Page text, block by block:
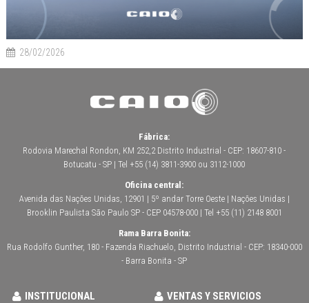
28/02/2026
Fábrica:
Rodovia Marechal Rondon, KM 252,2 Distrito Industrial - CEP: 18607-810 -
Botucatu - SP | Tel +55 (14) 3811-3900 ou 3112-1000
Oficina central:
Avenida das Nações Unidas, 12901 | 5º andar Torre Oeste | Nações Unidas |
Brooklin Paulista São Paulo SP - CEP 04578-000 | Tel +55 (11) 2148 8001
Rama Barra Bonita:
Rua Rodolfo Gunther, 180 - Fazenda Riachuelo, Distrito Industrial - CEP: 18340-000
- Barra Bonita - SP
INSTITUCIONAL
VENTAS Y SERVICIOS